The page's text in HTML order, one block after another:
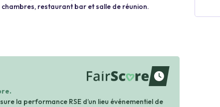
restaurant bar et salle de réunion.
waiting
la performance RSE d’un lieu événementiel de